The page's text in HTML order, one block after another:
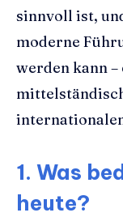
sinnvoll ist,
moderne
werden kann
1. Was
heute?